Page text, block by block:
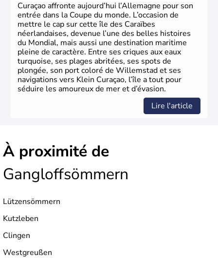
Curaçao affronte aujourd’hui l’Allemagne pour son
entrée dans la Coupe du monde. L’occasion de
mettre le cap sur cette île des Caraïbes
néerlandaises, devenue l’une des belles histoires
du Mondial, mais aussi une destination maritime
pleine de caractère. Entre ses criques aux eaux
turquoise, ses plages abritées, ses spots de
plongée, son port coloré de Willemstad et ses
navigations vers Klein Curaçao, l’île a tout pour
séduire les amoureux de mer et d’évasion.
Lire l'article
À proximité de
Gangloffsömmern
Lützensömmern
Kutzleben
Clingen
Westgreußen